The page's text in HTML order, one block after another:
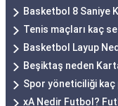
Basketbol 8 Saniye
Tenis maçları kaç
Basketbol Layup
Beşiktaş neden
Spor yöneticiliği
xA Nedir Futbol?